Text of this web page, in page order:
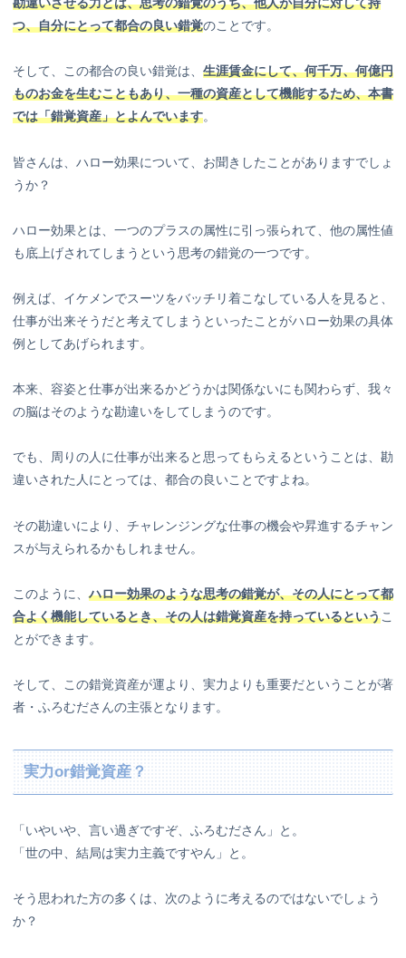
勘違いさせる力とは、思考の錯覚のうち、他人が自分に対して持
つ、自分にとって都合の良い錯覚のことです。
そして、この都合の良い錯覚は、 生涯賃金にして、何千万、何億円
ものお金を生むこともあり、一種の資産として機能するため、本書
では「錯覚資産」とよんでいます。
皆さんは、ハロー効果について、お聞きしたことがありますでしょ
うか？
ハロー効果とは、一つのプラスの属性に引っ張られて、他の属性値
も底上げされてしまうという思考の錯覚の一つです。
例えば、イケメンでスーツをバッチリ着こなしている人を見ると、
仕事が出来そうだと考えてしまうといったことがハロー効果の具体
例としてあげられます。
本来、容姿と仕事が出来るかどうかは関係ないにも関わらず、我々
の脳はそのような勘違いをしてしまうのです。
でも、周りの人に仕事が出来ると思ってもらえるということは、勘
違いされた人にとっては、都合の良いことですよね。
その勘違いにより、チャレンジングな仕事の機会や昇進するチャン
スが与えられるかもしれません。
このように、 ハロー効果のような思考の錯覚が、その人にとって都
合よく機能しているとき、その人は錯覚資産を持っているというこ
とができます。
そして、この錯覚資産が運より、実力よりも重要だということが著
者・ふろむださんの主張となります。
実力or錯覚資産？
「いやいや、言い過ぎですぞ、ふろむださん」と。
「世の中、結局は実力主義ですやん」と。
そう思われた方の多くは、次のように考えるのではないでしょう
か？